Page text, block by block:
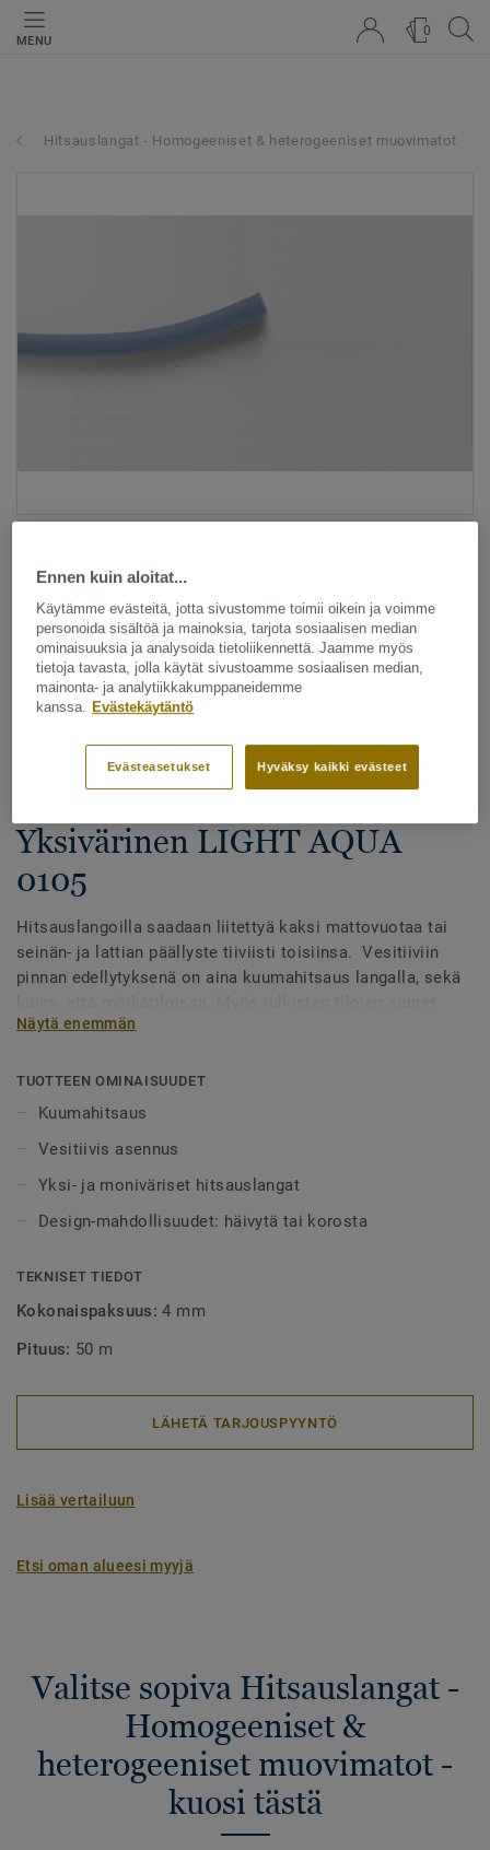
MENU
0
Hitsauslangat - Homogeeniset & heterogeeniset muovimatot
Katso kaikki kuosit - NCS ja LRV (1096)
Hitsauslangat - Homogeeniset
& heterogeeniset muovimatot -
Yksivärinen LIGHT AQUA
0105
Hitsauslangoilla saadaan liitettyä kaksi mattovuotaa tai
seinän- ja lattian päällyste tiiviisti toisiinsa. Vesitiiviin
pinnan edellytyksenä on aina kuumahitsaus langalla, sekä
alueet tulee aina lankahitsata. Hitsatut saumat myös
rakoihin. Hitsauslankoja on saatavilla yksi- tai
monivärisenä, joko häivyttämään saumakohdat tai
Näytä enemmän
TUOTTEEN OMINAISUUDET
Kuumahitsaus
Vesitiivis asennus
Yksi- ja moniväriset hitsauslangat
Design-mahdollisuudet: häivytä tai korosta
TEKNISET TIEDOT
Kokonaispaksuus:4 mm
Pituus: 50 m
LÄHETÄ TARJOUSPYYNTÖ
Lisää vertailuun
Etsi oman alueesi myyjä
Valitse sopiva Hitsauslangat -
Homogeeniset &
heterogeeniset muovimatot -
kuosi tästä
Ennen kuin aloitat...
Käytämme evästeitä, jotta sivustomme toimii oikein ja voimme
personoida sisältöä ja mainoksia, tarjota sosiaalisen median
ominaisuuksia ja analysoida tietoliikennettä. Jaamme myös
tietoja tavasta, jolla käytät sivustoamme sosiaalisen median,
mainonta- ja analytiikkakumppaneidemme
kanssa. Evästekäytäntö
Hyväksy kaikki evästeet
Evästeasetukset